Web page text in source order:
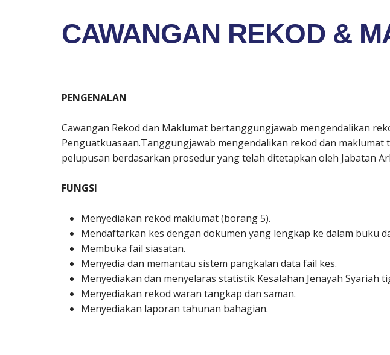
CAWANGAN REKOD &
PENGENALAN
Cawangan Rekod dan Maklumat bertanggungjawab mengendalikan
Penguatkuasaan.Tanggungjawab mengendalikan rekod dan
pelupusan berdasarkan prosedur yang telah ditetapkan oleh Jabatan
FUNGSI
Menyediakan rekod maklumat (borang 5).
Mendaftarkan kes dengan dokumen yang lengkap ke dalam buku
Membuka fail siasatan.
Menyedia dan memantau sistem pangkalan data fail kes.
Menyediakan dan menyelaras statistik Kesalahan Jenayah Syariah
Menyediakan rekod waran tangkap dan saman.
Menyediakan laporan tahunan bahagian.